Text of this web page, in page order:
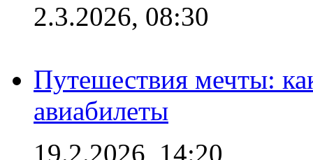
2.3.2026, 08:30
Путешествия мечты:
авиабилеты
19.2.2026, 14:20